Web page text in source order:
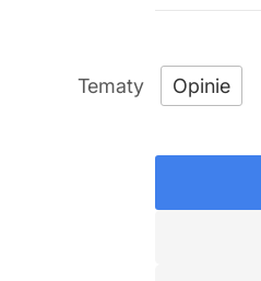
Opinie